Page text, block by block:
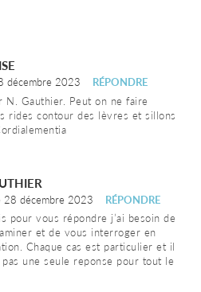
décembre 2023
RÉPONDRE
N. Gauthier. Peut on ne faire
rides contour des lèvres et sillons
28 décembre 2023
RÉPONDRE
pour vous répondre j’ai besoin de
et de vous interroger en
Chaque cas est particulier et il
pas une seule reponse pour tout le